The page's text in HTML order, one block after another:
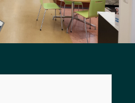
大分エリア
鹿児島エリア